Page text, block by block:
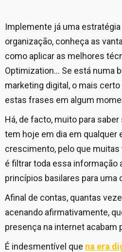
Implemente já uma estratégia
organização, conheça as
como aplicar as melhores
Optimization… Se está numa
marketing digital, o mais
estas frases em algum
Há, de facto, muito para
tem hoje em dia em qualquer
crescimento, pelo que
é filtrar toda essa informação
princípios basilares para uma
Afinal de contas, quantas
acenando afirmativamente,
presença na internet acabam
É indesmentível que na era